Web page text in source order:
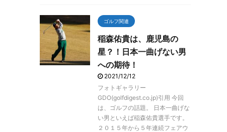
ゴルフ関連
稲森佑貴は、鹿児島の
星？！日本一曲げない男
への期待！
2021/12/12
フォトギャラリー
GDO(golfdigest.co.jp)引用 今回
は、ゴルフの話題。 日本一曲げな
い男といえば稲森佑貴選手です。
２０１５年から５年連続フェアウ